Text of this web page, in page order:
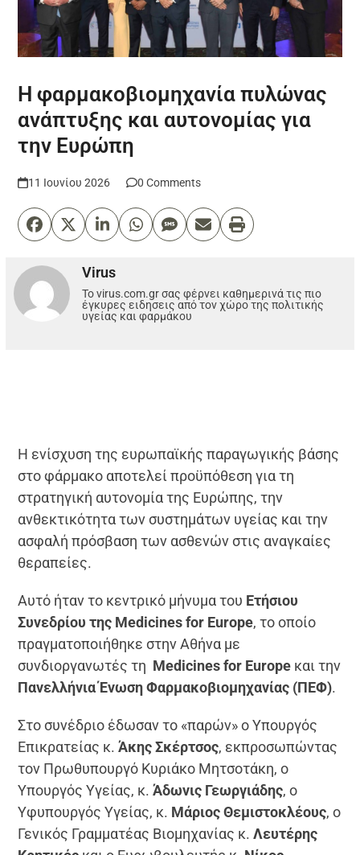
Η φαρμακοβιομηχανία πυλώνας
ανάπτυξης και αυτονομίας για
την Ευρώπη
11 Ιουνίου 2026 0 Comments
Virus
Το virus.com.gr σας φέρνει καθημερινά τις πιο
έγκυρες ειδησεις από τον χώρο της πολιτικής
υγείας και φαρμάκου
Η ενίσχυση της ευρωπαϊκής παραγωγικής βάσης
στο φάρμακο αποτελεί προϋπόθεση για τη
στρατηγική αυτονομία της Ευρώπης, την
ανθεκτικότητα των συστημάτων υγείας και την
ασφαλή πρόσβαση των ασθενών στις αναγκαίες
θεραπείες.
Αυτό ήταν το κεντρικό μήνυμα του Ετήσιου
Συνεδρίου της Medicines for Europe, το οποίο
πραγματοποιήθηκε στην Αθήνα με
συνδιοργανωτές τη Medicines for Europe και την
Πανελλήνια Ένωση Φαρμακοβιομηχανίας (ΠΕΦ).
Στο συνέδριο έδωσαν το «παρών» ο Υπουργός
Επικρατείας κ. Άκης Σκέρτσος, εκπροσωπώντας
τον Πρωθυπουργό Κυριάκο Μητσοτάκη, ο
Υπουργός Υγείας, κ.Άδωνις Γεωργιάδης, ο
Υφυπουργός Υγείας, κ. Μάριος Θεμιστοκλέους, ο
Γενικός Γραμματέας Βιομηχανίας κ.Λευτέρης